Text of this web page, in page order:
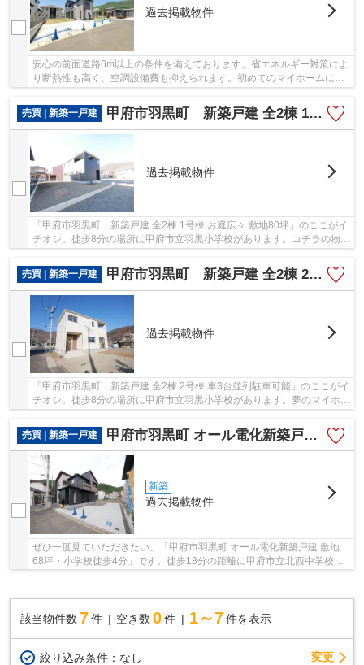
過去掲載物件
安心の前面道路6m以上の条件を備えております。省エネルギー対策によ
り断熱性も高く、空調設備費も抑えられます。初めてのマイホームに新
売買 | 新築一戸建
甲府市羽黒町 新築戸建 全2棟 1号棟 お庭広々 敷地80坪
過去掲載物件
「甲府市羽黒町 新築戸建 全2棟 1号棟 お庭広々 敷地80坪」のここがイ
チオシ。徒歩8分の場所に甲府市立羽黒小学校があります。コチラの物件
売買 | 新築一戸建
甲府市羽黒町 新築戸建 全2棟 2号棟 車3台並列駐車可能
過去掲載物件
「甲府市羽黒町 新築戸建 全2棟 2号棟 車3台並列駐車可能」のここがイ
チオシ。徒歩8分の場所に甲府市立羽黒小学校があります。夢のマイホー
ムは思い切って新築の戸建てはいかがでしょ...
売買 | 新築一戸建
甲府市羽黒町 オール電化新築戸建 敷地68坪・小学校徒歩4分
新築
過去掲載物件
ぜひ一度見ていただきたい、「甲府市羽黒町 オール電化新築戸建 敷地
68坪・小学校徒歩4分」です。徒歩18分の距離に甲府市立北西中学校が
該当物件数 7件 空き数 0 件 1～7 件を表示
絞り込み条件： なし 変更